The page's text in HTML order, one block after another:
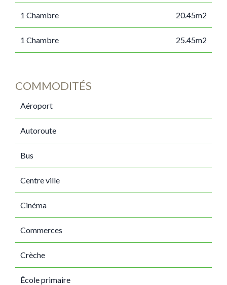
1 Chambre 20.45m2
1 Chambre 25.45m2
COMMODITÉS
Aéroport
Autoroute
Bus
Centre ville
Cinéma
Commerces
Crèche
École primaire